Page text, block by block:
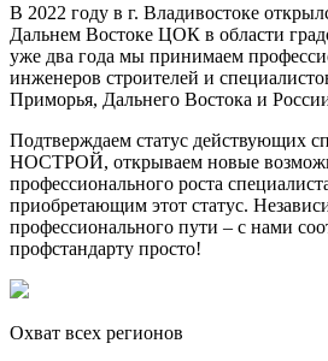
В 2022 году в г. Владивостоке
Дальнем Востоке ЦОК в области
уже два года мы принимаем
инженеров строителей и
Приморья, Дальнего Востока и
Подтверждаем статус действующих
НОСТРОЙ, открываем новые
профессионального роста
приобретающим этот статус.
профессионального пути – с нами
профстандарту просто!
Охват всех регионов